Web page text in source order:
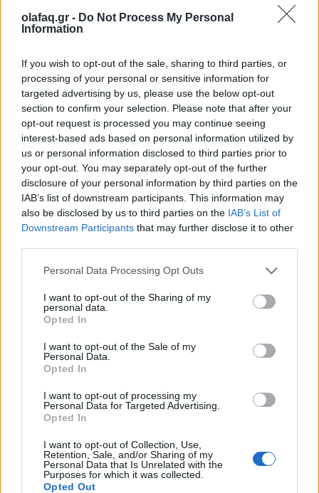
olafaq.gr - Do Not Process My Personal
Information
If you wish to opt-out of the sale, sharing to third parties, or
processing of your personal or sensitive information for
targeted advertising by us, please use the below opt-out
section to confirm your selection. Please note that after your
opt-out request is processed you may continue seeing
interest-based ads based on personal information utilized by
us or personal information disclosed to third parties prior to
your opt-out. You may separately opt-out of the further
disclosure of your personal information by third parties on the
IAB’s list of downstream participants. This information may
also be disclosed by us to third parties on the IAB’s List of
Downstream Participants that may further disclose it to other
Personal Data Processing Opt Outs
I want to opt-out of the Sharing of my
personal data.
Opted In
I want to opt-out of the Sale of my
Personal Data.
Opted In
I want to opt-out of processing my
Personal Data for Targeted Advertising.
Opted In
I want to opt-out of Collection, Use,
Retention, Sale, and/or Sharing of my
Personal Data that Is Unrelated with the
Purposes for which it was collected.
Opted Out
Ο Ρώσος νομπελίστας δημοσιογράφος
ανησυχίες του για τις απειλες του Κρεμλίνου
και την εγχώρια ρωσική προπαγάνδα.
30.03.2023
Artwork: The Telegraph